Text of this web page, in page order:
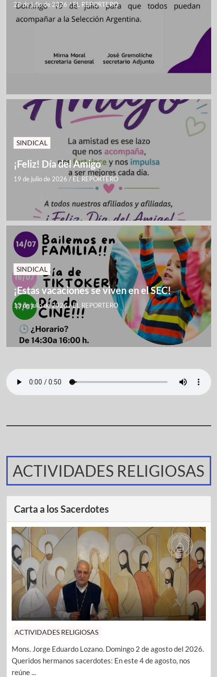
28 de julio de 2026 /EL REPORTERO
SINDICAL
¡Feliz! Día del Amigo
19 de julio de 2026 / EL REPORTERO
SINDICAL
¡Estas vacaciones se viven en el SEC!
13 de julio de 2026/EL REPORTERO
ACTIVIDADES RELIGIOSAS
Carta a los Sacerdotes
ACTIVIDADES RELIGIOSAS
Mons. Jorge Eduardo Lozano. Domingo 2 de agosto del 2026.
Queridos hermanos sacerdotes: En este 4 de agosto, nos
reúne ...